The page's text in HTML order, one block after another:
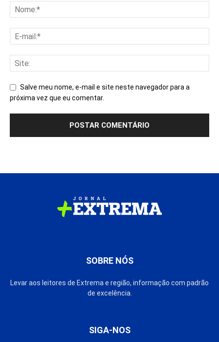
Salve meu nome, e-mail e site neste navegador para a
próxima vez que eu comentar.
SOBRE NÓS
Levar aos leitores de Extrema e região, informação com padrão
de excelência.
SIGA-NOS